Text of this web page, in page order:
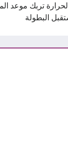
تربك موعد
البطولة